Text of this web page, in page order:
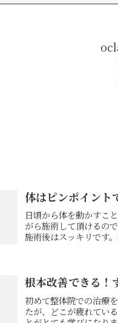
体はピンポイント
日頃から体を動かすこ
がら施術して頂けるの
施術後はスッキリです
根本改善できる！
初めて整体院での治療
たが、どこが疲れてい